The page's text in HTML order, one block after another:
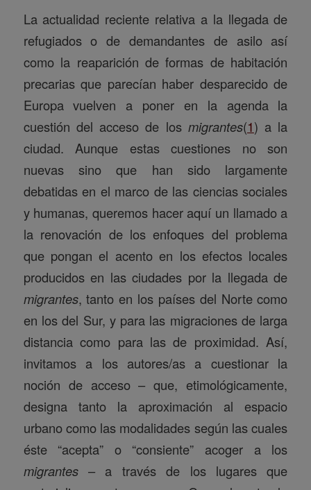
La actualidad reciente relativa a la llegada de
refugiados o de demandantes de asilo así
como la reaparición de formas de habitación
precarias que parecían haber desparecido de
Europa vuelven a poner en la agenda la
cuestión del acceso de los migrantes(1) a la
ciudad. Aunque estas cuestiones no son
nuevas sino que han sido largamente
debatidas en el marco de las ciencias sociales
y humanas, queremos hacer aquí un llamado a
la renovación de los enfoques del problema
que pongan el acento en los efectos locales
producidos en las ciudades por la llegada de
migrantes, tanto en los países del Norte como
en los del Sur, y para las migraciones de larga
distancia como para las de proximidad. Así,
invitamos a los autores/as a cuestionar la
noción de acceso – que, etimológicamente,
designa tanto la aproximación al espacio
urbano como las modalidades según las cuales
éste “acepta” o “consiente” acoger a los
migrantes– a través de los lugares que